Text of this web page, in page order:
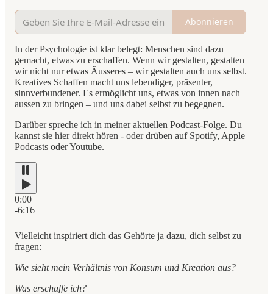
Abonnieren
In der Psychologie ist klar belegt: Menschen sind dazu
gemacht, etwas zu erschaffen. Wenn wir gestalten, gestalten
wir nicht nur etwas Äusseres – wir gestalten auch uns selbst.
Kreatives Schaffen macht uns lebendiger, präsenter,
sinnverbundener. Es ermöglicht uns, etwas von innen nach
aussen zu bringen – und uns dabei selbst zu begegnen.
Darüber spreche ich in meiner aktuellen Podcast-Folge. Du
kannst sie hier direkt hören - oder drüben auf Spotify, Apple
Podcasts oder Youtube.
0:00
-6:16
Vielleicht inspiriert dich das Gehörte ja dazu, dich selbst zu
fragen:
Wie sieht mein Verhältnis von Konsum und Kreation aus?
Was erschaffe ich?